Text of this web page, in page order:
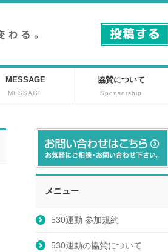
MESSAGE
MESSAGE
協賛について
Sponsorship
メニュー
530運動 参加規約
530運動の協賛について